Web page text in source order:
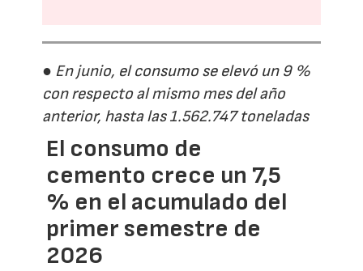
● En junio, el consumo se elevó un 9 %
con respecto al mismo mes del año
anterior, hasta las 1.562.747 toneladas
El consumo de
cemento crece un 7,5
% en el acumulado del
primer semestre de
2026